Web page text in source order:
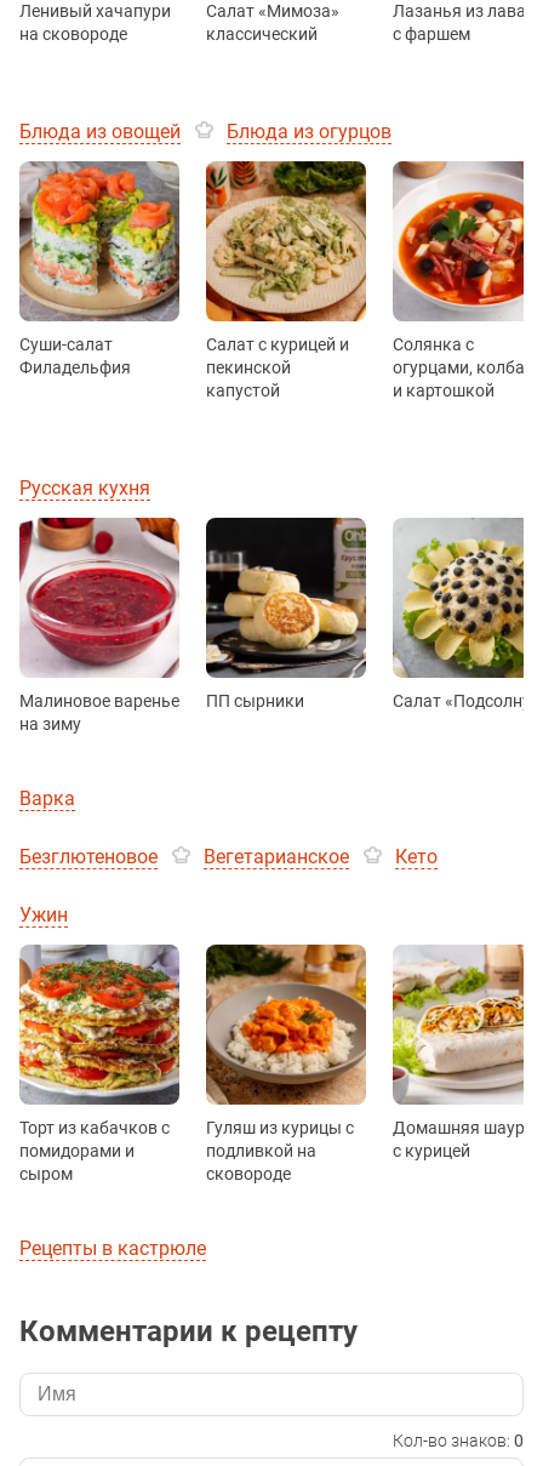
Ленивый хачапури
на сковороде
Салат «Мимоза»
классический
Лазанья из
с фаршем
Блюда из овощей Блюда из огурцов
Суши-салат
Филадельфия
Салат с курицей и
пекинской
капустой
Солянка с
огурцами,
и картошкой
Русская кухня
Малиновое варенье
на зиму
ПП сырники Салат
Варка
Безглютеновое Вегетарианское Кето
Ужин
Торт из кабачков с
помидорами и
сыром
Гуляш из курицы с
подливкой на
сковороде
Домашняя
с курицей
Рецепты в кастрюле
Комментарии к рецепту
Кол-во знаков: 0